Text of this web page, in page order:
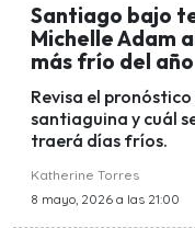
Santiago bajo
Michelle Adam
más frío del año
Revisa el
santiaguina y cuál
traerá días fríos.
Katherine Torres
8 mayo, 2026 a las 21:00